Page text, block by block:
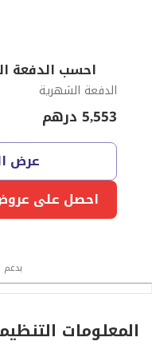
احسب الدفعة
الدفعة الشهرية
5,553 درهم
عرض
احصل على
المعلومات